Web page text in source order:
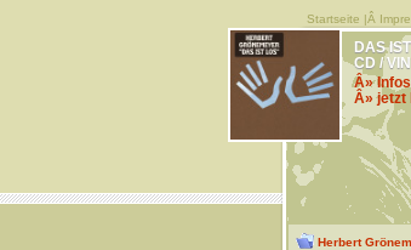
Startseite |Â
DAS
CD /
Â» Infos
Â» jetzt
Herbert